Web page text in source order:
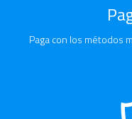
Paga con los métodos